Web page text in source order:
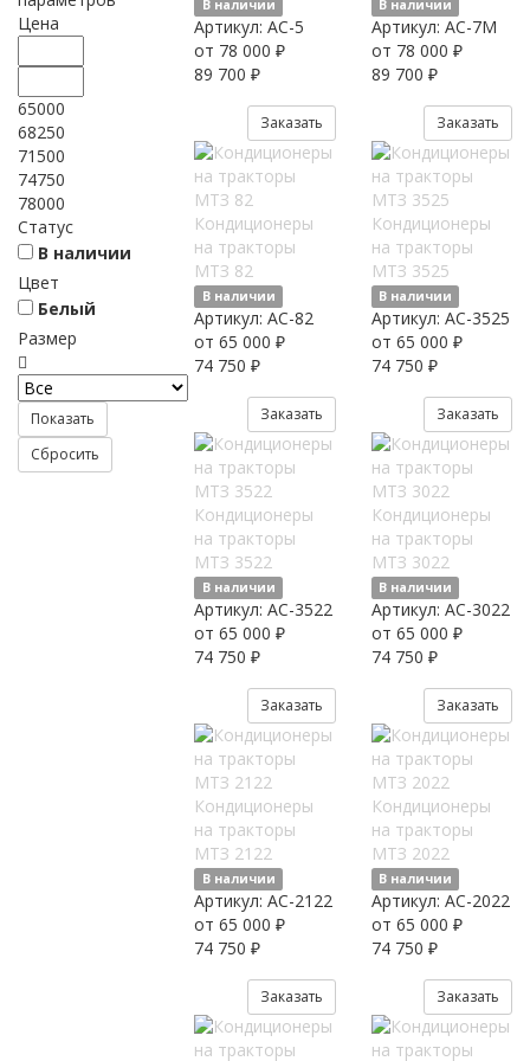
Цена
65000
68250
71500
74750
78000
Статус
В наличии
Цвет
Белый
Размер
В наличии
Артикул:AC-5
от 78 000 ₽
89 700 ₽
Заказать
В наличии
Артикул: AC-7М
от 78 000 ₽
89 700 ₽
Заказать
Кондиционеры
на тракторы
МТЗ 82
В наличии
Артикул:AC-82
от 65 000 ₽
74 750 ₽
Заказать
Кондиционеры
на тракторы
МТЗ 3525
В наличии
Артикул: AC-3525
от 65 000 ₽
74 750 ₽
Заказать
Кондиционеры
на тракторы
МТЗ 3522
В наличии
Артикул:AC-3522
от 65 000 ₽
74 750 ₽
Заказать
Кондиционеры
на тракторы
МТЗ 3022
В наличии
Артикул: AC-3022
от 65 000 ₽
74 750 ₽
Заказать
Кондиционеры
на тракторы
МТЗ 2122
В наличии
Артикул:AC-2122
от 65 000 ₽
74 750 ₽
Заказать
Кондиционеры
на тракторы
МТЗ 2022
В наличии
Артикул: AC-2022
от 65 000 ₽
74 750 ₽
Заказать